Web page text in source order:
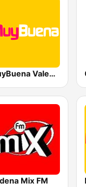
MuyBuena Valencia
Mix FM